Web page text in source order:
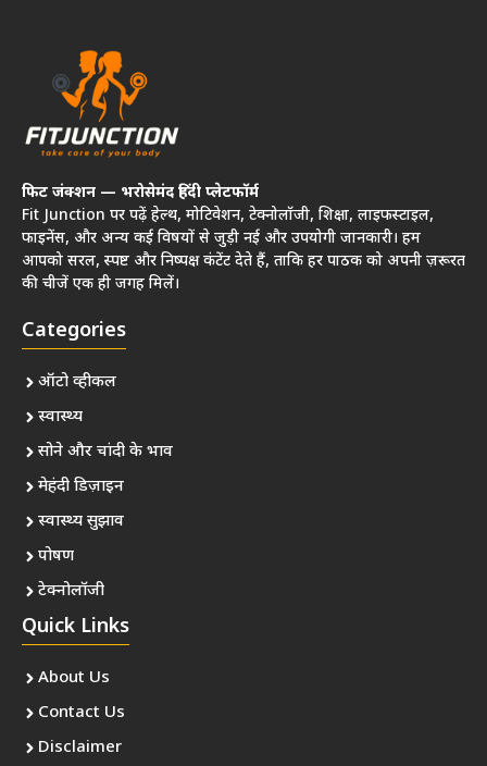
फिट जंक्शन — भरोसेमंद हिंदी प्लेटफॉर्म
Fit Junction पर पढ़ें हेल्थ, मोटिवेशन, टेक्नोलॉजी, शिक्षा, लाइफस्टाइल,
फाइनेंस, और अन्य कई विषयों से जुड़ी नई और उपयोगी जानकारी। हम
आपको सरल, स्पष्ट और निष्पक्ष कंटेंट देते हैं, ताकि हर पाठक को अपनी ज़रूरत
की चीजें एक ही जगह मिलें।
Categories
ऑटो व्हीकल
स्वास्थ्य
सोने और चांदी के भाव
मेहंदी डिज़ाइन
स्वास्थ्य सुझाव
पोषण
टेक्नोलॉजी
Quick Links
About Us
Contact Us
Disclaimer